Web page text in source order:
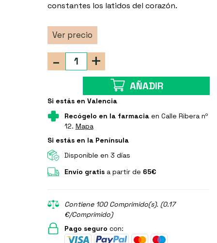
constantes los latidos del corazón.
Ver precio
+
-
AÑADIR
Si estás en Valencia
Recógelo en la farmaciaen Calle Ribera nº
12. Mapa
Si estás en la Península
Disponible en 3 días
Envío gratisa partir de 65€
Contiene 100 Comprimido(s). (0.17
€/Comprimido)
Pago seguro con: